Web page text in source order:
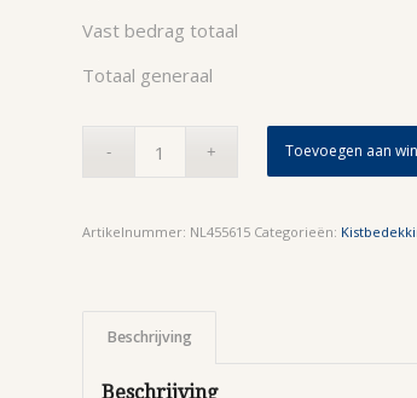
Vast bedrag totaal
Totaal generaal
Toevoegen aan
Artikelnummer: NL455615 Categorieën:
Beschrijving
Beschrijving